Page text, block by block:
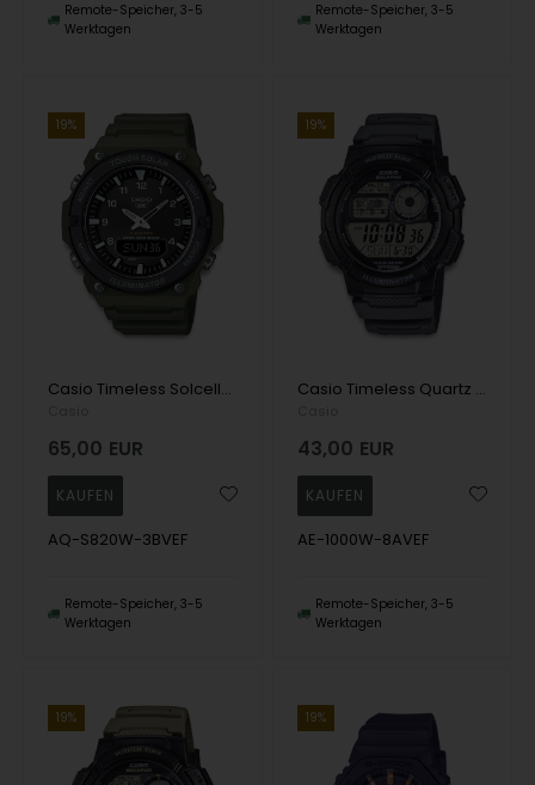
Remote-Speicher, 3-5
Werktagen
Remote-Speicher, 3-5
Werktagen
19%
Casio Timeless Solcelledrevet quartz man watch
65,00 EUR
AQ-S820W-3BVEF
Remote-Speicher, 3-5
Werktagen
19%
Casio Timeless Quartz man watch
43,00 EUR
AE-1000W-8AVEF
Remote-Speicher, 3-5
Werktagen
19% 19%